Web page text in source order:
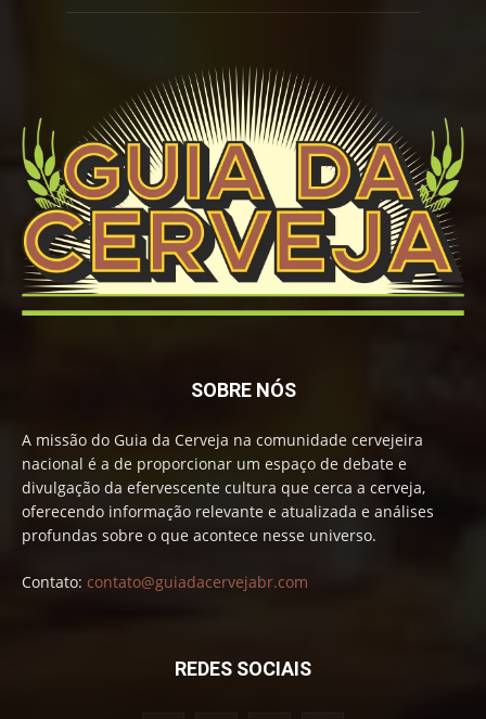
SOBRE NÓS
A missão do Guia da Cerveja na comunidade cervejeira
nacional é a de proporcionar um espaço de debate e
divulgação da efervescente cultura que cerca a cerveja,
oferecendo informação relevante e atualizada e análises
profundas sobre o que acontece nesse universo.
Contato: contato@guiadacervejabr.com
REDES SOCIAIS